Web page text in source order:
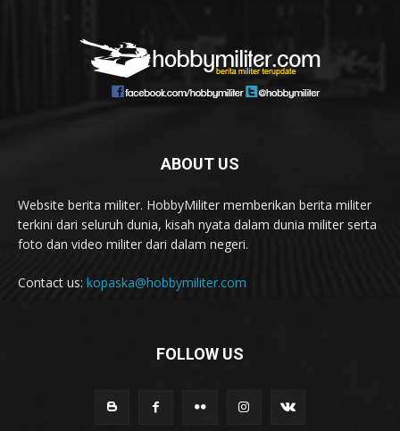
ABOUT US
Website berita militer. HobbyMiliter memberikan berita militer
terkini dari seluruh dunia, kisah nyata dalam dunia militer serta
foto dan video militer dari dalam negeri.
Contact us: kopaska@hobbymiliter.com
FOLLOW US